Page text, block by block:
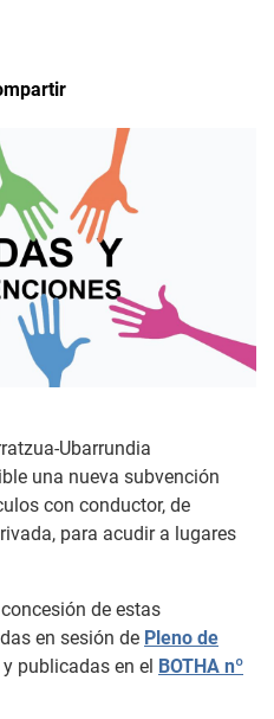
Ubarrundia
una nueva subvención
con conductor, de
para acudir a lugares
de estas
en sesión de Pleno de
y publicadas en el BOTHA nº